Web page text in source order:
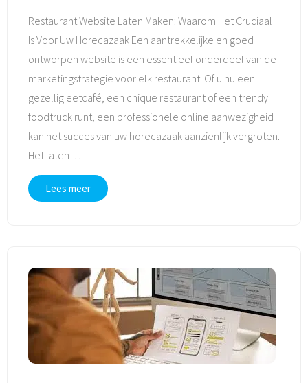
Restaurant Website Laten Maken: Waarom Het Cruciaal
Is Voor Uw Horecazaak Een aantrekkelijke en goed
ontworpen website is een essentieel onderdeel van de
marketingstrategie voor elk restaurant. Of u nu een
gezellig eetcafé, een chique restaurant of een trendy
foodtruck runt, een professionele online aanwezigheid
kan het succes van uw horecazaak aanzienlijk vergroten.
Het laten…
Lees meer